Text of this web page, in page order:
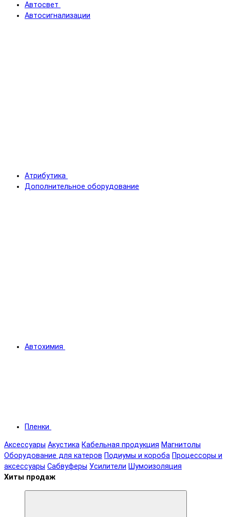
Автосвет
Автосигнализации
Атрибутика
Дополнительное оборудование
Автохимия
Пленки
Аксессуары Акустика Кабельная продукция Магнитолы
Оборудование для катеров Подиумы и короба Процессоры и
аксессуары Сабвуферы Усилители Шумоизоляция
Хиты продаж